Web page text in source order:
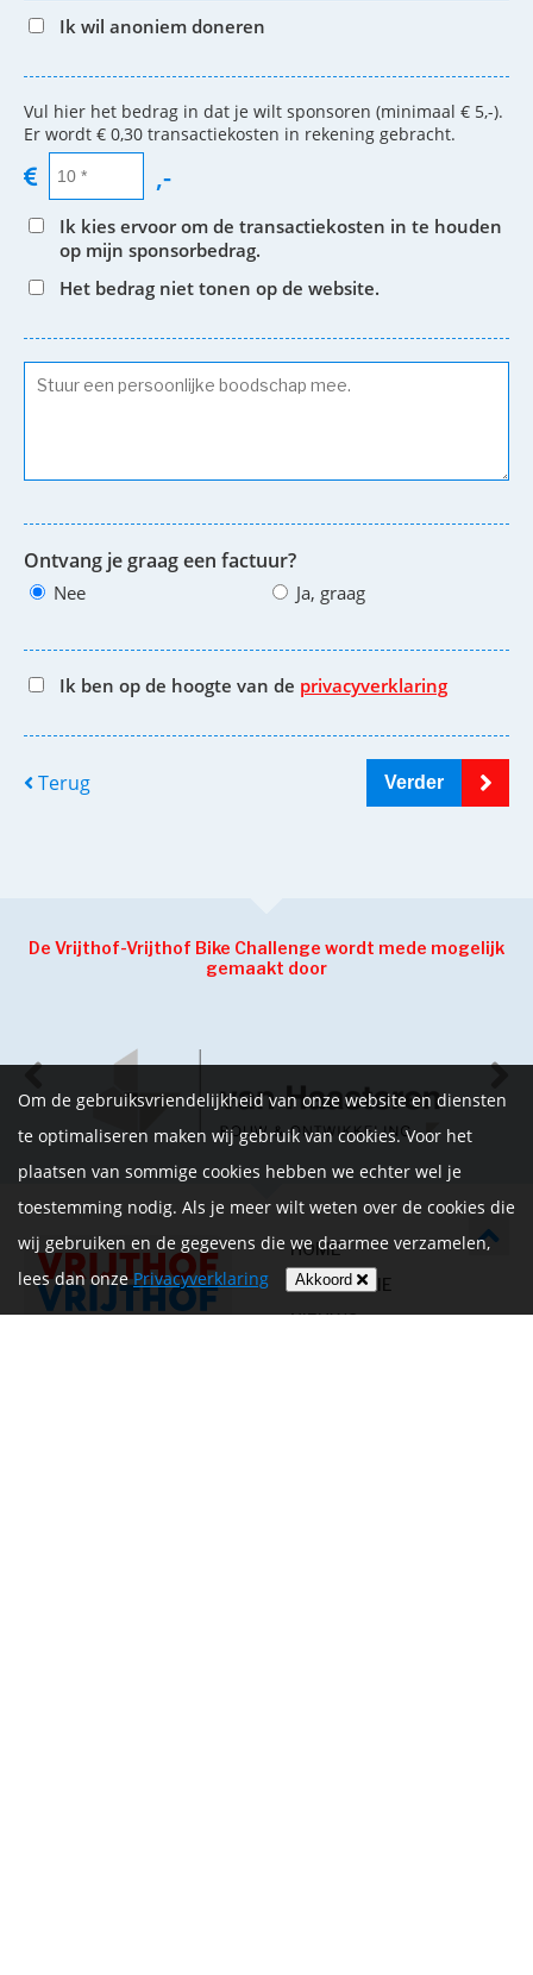
Ik wil anoniem doneren
Vul hier het bedrag in dat je wilt sponsoren (minimaal € 5,-).
Er wordt € 0,30 transactiekosten in rekening gebracht.
,-
Ik kies ervoor om de transactiekosten in te houden
op mijn sponsorbedrag.
Het bedrag niet tonen op de website.
Ontvang je graag een factuur?
Nee Ja, graag
Ik ben op de hoogte van de privacyverklaring
Terug Verder
De Vrijthof-Vrijthof Bike Challenge wordt mede mogelijk
gemaakt door
HOME
INFORMATIE
NIEUWS
Om de gebruiksvriendelijkheid van onze website en diensten
te optimaliseren maken wij gebruik van cookies. Voor het
plaatsen van sommige cookies hebben we echter wel je
toestemming nodig. Als je meer wilt weten over de cookies die
wij gebruiken en de gegevens die we daarmee verzamelen,
lees dan onzePrivacyverklaring Akkoord